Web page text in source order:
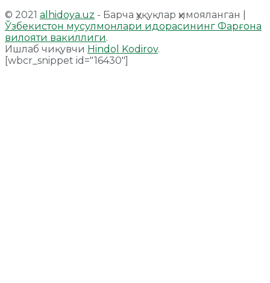
© 2021 alhidoya.uz - Барча ҳуқуқлар ҳимояланган |
Ўзбекистон мусулмонлари идорасининг Фарғона
вилояти вакиллиги.
Ишлаб чиқувчи Hindol Kodirov.
[wbcr_snippet id="16430"]